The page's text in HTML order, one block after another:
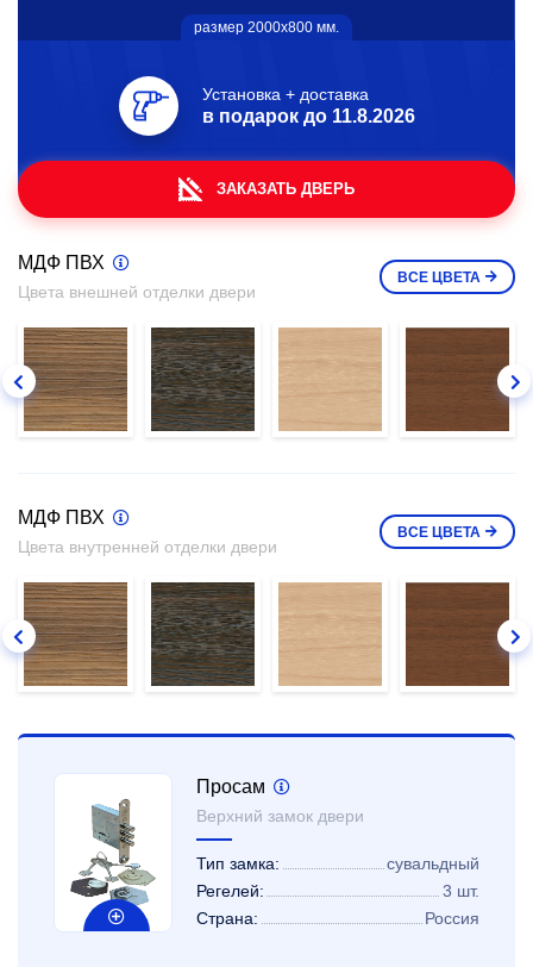
размер 2000х800 мм.
Установка + доставка
в подарок до 11.8.2026
ЗАКАЗАТЬ ДВЕРЬ
МДФ ПВХ
Цвета внешней отделки двери
ВСЕ ЦВЕТА
МДФ ПВХ
Цвета внутренней отделки двери
ВСЕ ЦВЕТА
Просам
Верхний замок двери
Тип замка:
сувальдный
Регелей:
3 шт.
Страна:
Россия